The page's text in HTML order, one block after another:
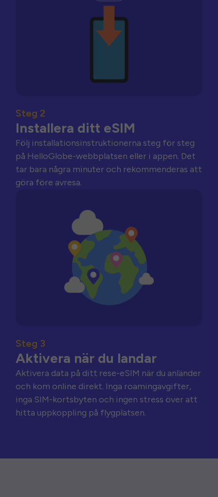
Steg 2
Installera ditt eSIM
Följ installationsinstruktionerna steg för steg
på HelloGlobe-webbplatsen eller i appen. Det
tar bara några minuter och rekommenderas att
göra före avresa.
Steg 3
Aktivera när du landar
Aktivera data på ditt rese-eSIM när du anländer
och kom online direkt. Inga roamingavgifter,
inga SIM-kortsbyten och ingen stress över att
hitta uppkoppling på flygplatsen.